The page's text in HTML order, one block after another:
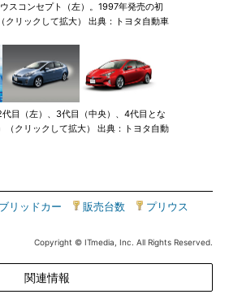
スコンセプト（左）。1997年発売の初
クリックして拡大） 出典：トヨタ自動車
目（左）、3代目（中央）、4代目とな
（クリックして拡大） 出典：トヨタ自動
リッドカー 販売台数 プリウス
Copyright © ITmedia, Inc. All Rights Reserved.
関連情報